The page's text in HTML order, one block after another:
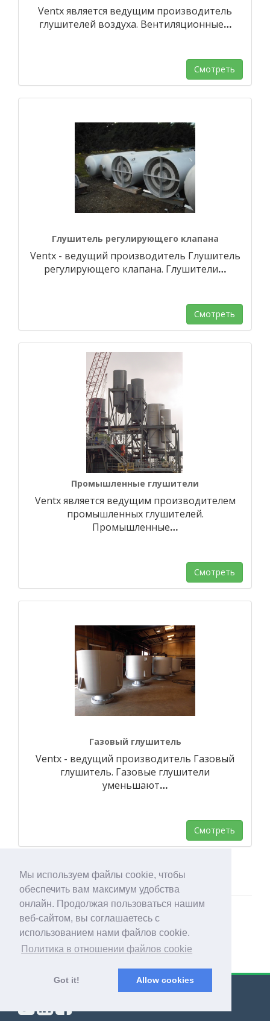
Мы используем файлы cookie, чтобы
обеспечить вам максимум удобства
онлайн. Продолжая пользоваться нашим
веб-сайтом, вы соглашаетесь с
использованием нами файлов cookie.
Политика в отношении файлов cookie
Got it! Allow cookies
Ventx является ведущим производитель
глушителей воздуха. Вентиляционные…
Смотреть
Глушитель регулирующего клапана
Ventx - ведущий производитель Глушитель
регулирующего клапана. Глушители…
Смотреть
Промышленные глушители
Ventx является ведущим производителем
промышленных глушителей.
Промышленные…
Смотреть
Газовый глушитель
Ventx - ведущий производитель Газовый
глушитель. Газовые глушители
уменьшают…
Смотреть
© Export Worldwide 2026